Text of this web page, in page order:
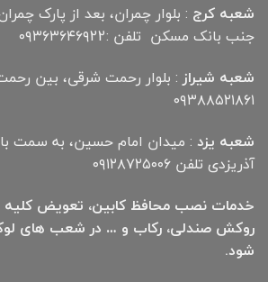
شعبه کرج
جنب بانک مسکن تلفن :۰۹۳۶۳۶۴۶۹22
شعبه شیراز
۰۹۳۸۸۵۲۱۸۶۱
شعبه یزد : میدان امام حسین، به سمت
آذریزدی تلفن ۰۹۱۲۸۷۲۵۰۰۶
خدمات نصب محافظ کابین، تعویض کلیه
روکش صندلی، رکاب و … در شعب های
شود.